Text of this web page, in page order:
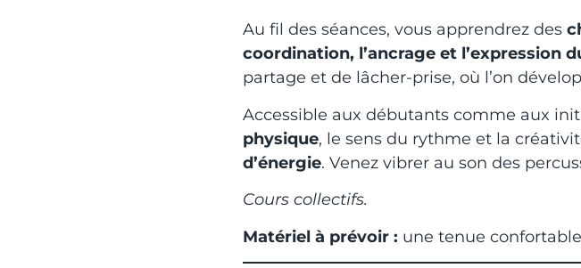
Au fil des séances, vous apprendrez des
coordination, l’ancrage et l’expression
partage et de lâcher-prise, où l’on
Accessible aux débutants comme aux
physique, le sens du rythme et la
d’énergie. Venez vibrer au son des
Cours collectifs.
Matériel à prévoir : une tenue